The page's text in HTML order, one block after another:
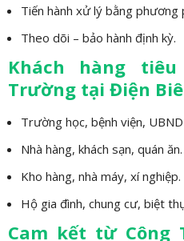
Tiến hành xử lý bằng phương
Theo dõi – bảo hành định kỳ.
Khách hàng
Trường tại Điện
Trường học, bệnh viện,
Nhà hàng, khách sạn, quán ăn.
Kho hàng, nhà máy, xí nghiệp.
Hộ gia đình, chung cư, biệt
Cam kết từ Công